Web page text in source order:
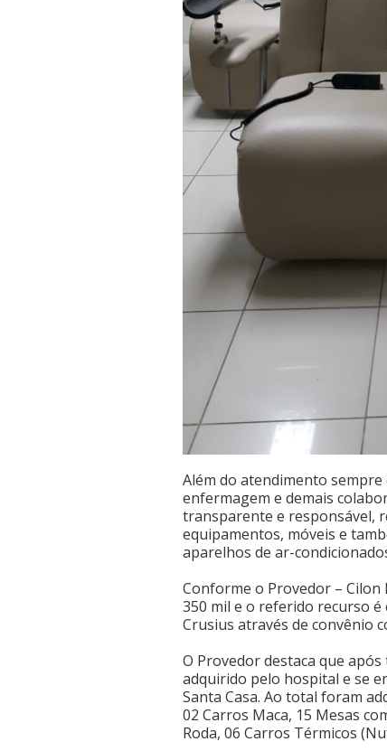
Além do atendimento
enfermagem e demais
transparente e responsável,
equipamentos, móveis e
aparelhos de ar-
Conforme o Provedor – Cilon
350 mil e o referido recurso é
Crusius através de convênio
O Provedor destaca que
adquirido pelo hospital e se
Santa Casa. Ao total foram
02 Carros Maca, 15 Mesas
Roda, 06 Carros Térmicos